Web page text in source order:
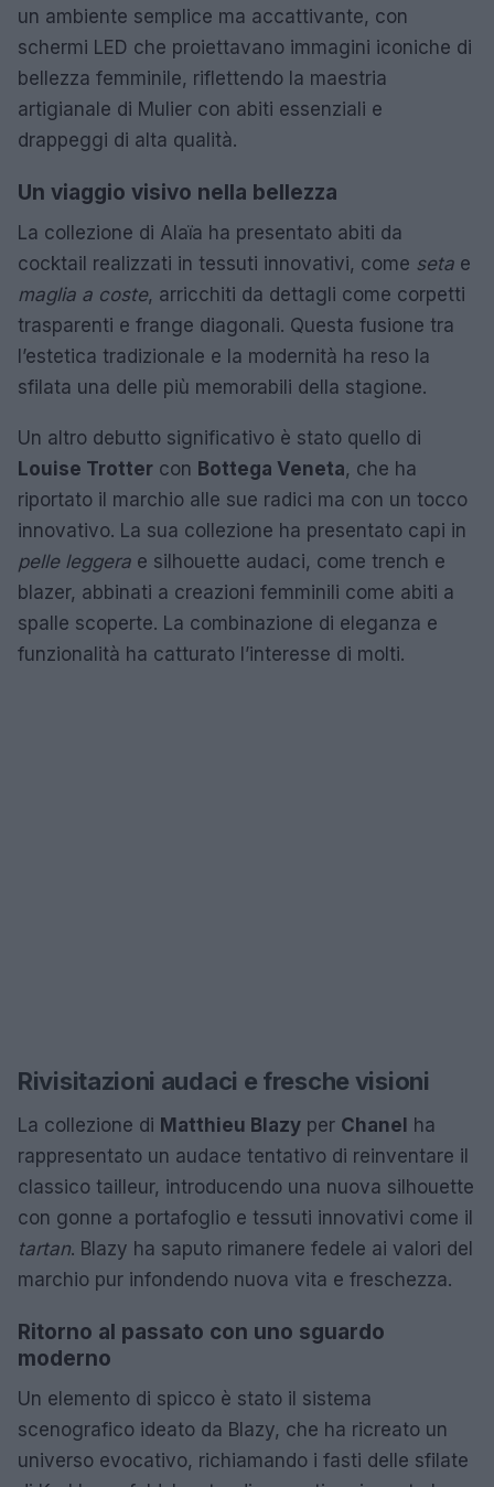
un ambiente semplice ma accattivante, con
schermi LED che proiettavano immagini iconiche di
bellezza femminile, riflettendo la maestria
artigianale di Mulier con abiti essenziali e
drappeggi di alta qualità.
Un viaggio visivo nella bellezza
La collezione di Alaïa ha presentato abiti da
cocktail realizzati in tessuti innovativi, come seta e
maglia a coste, arricchiti da dettagli come corpetti
trasparenti e frange diagonali. Questa fusione tra
l’estetica tradizionale e la modernità ha reso la
sfilata una delle più memorabili della stagione.
Un altro debutto significativo è stato quello di
Louise Trotter con Bottega Veneta, che ha
riportato il marchio alle sue radici ma con un tocco
innovativo. La sua collezione ha presentato capi in
pelle leggera e silhouette audaci, come trench e
blazer, abbinati a creazioni femminili come abiti a
spalle scoperte. La combinazione di eleganza e
funzionalità ha catturato l’interesse di molti.
Rivisitazioni audaci e fresche visioni
La collezione di Matthieu Blazy per Chanel ha
rappresentato un audace tentativo di reinventare il
classico tailleur, introducendo una nuova silhouette
con gonne a portafoglio e tessuti innovativi come il
tartan. Blazy ha saputo rimanere fedele ai valori del
marchio pur infondendo nuova vita e freschezza.
Ritorno al passato con uno sguardo
moderno
Un elemento di spicco è stato il sistema
scenografico ideato da Blazy, che ha ricreato un
universo evocativo, richiamando i fasti delle sfilate